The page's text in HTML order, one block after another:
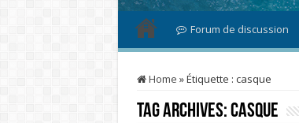
Forum de discussion
Home »Étiquette : casque
Tag Archives:casque